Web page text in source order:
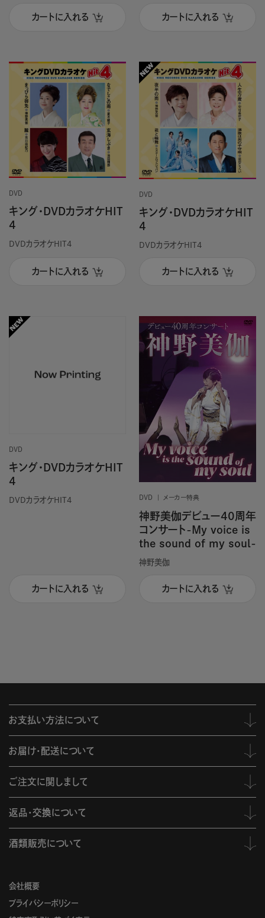
カートに入れる カートに入れる
DVD
キング・DVDカラオケHIT
4
DVDカラオケHIT4
カートに入れる
DVD
キング・DVDカラオケHIT
4
DVDカラオケHIT4
カートに入れる
DVD
キング・DVDカラオケHIT
4
DVDカラオケHIT4
カートに入れる
DVD メーカー特典
神野美伽デビュー40周年
コンサート-My voice is
the sound of my soul-
神野美伽
カートに入れる
会社概要
プライバシーポリシー
お支払い方法について
お届け・配送について
ご注文に関しまして
返品・交換について
酒類販売について